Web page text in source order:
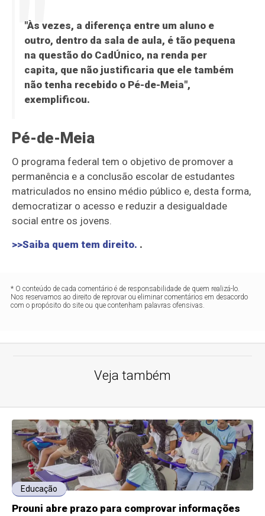
"Às vezes, a diferença entre um aluno e
outro, dentro da sala de aula, é tão pequena
na questão do CadÚnico, na renda per
capita, que não justificaria que ele também
não tenha recebido o Pé-de-Meia",
exemplificou.
Pé-de-Meia
O programa federal tem o objetivo de promover a
permanência e a conclusão escolar de estudantes
matriculados no ensino médio público e, desta forma,
democratizar o acesso e reduzir a desigualdade
social entre os jovens.
>>Saiba quem tem direito. .
* O conteúdo de cada comentário é de responsabilidade de quem realizá-lo.
Nos reservamos ao direito de reprovar ou eliminar comentários em desacordo
com o propósito do site ou que contenham palavras ofensivas.
Veja também
Educação
Prouni abre prazo para comprovar informações